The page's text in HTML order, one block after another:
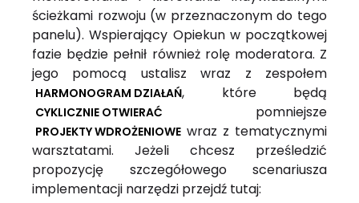
ścieżkami rozwoju (w przeznaczonym do tego
panelu). Wspierający Opiekun w początkowej
fazie będzie pełnił również rolę moderatora. Z
jego pomocą ustalisz wraz z zespołem
HARMONOGRAM DZIAŁAŃ, które będą
CYKLICZNIE OTWIERAĆ pomniejsze
PROJEKTY WDROŻENIOWE wraz z tematycznymi
warsztatami. Jeżeli chcesz prześledzić
propozycję szczegółowego scenariusza
implementacji narzędzi przejdź tutaj: